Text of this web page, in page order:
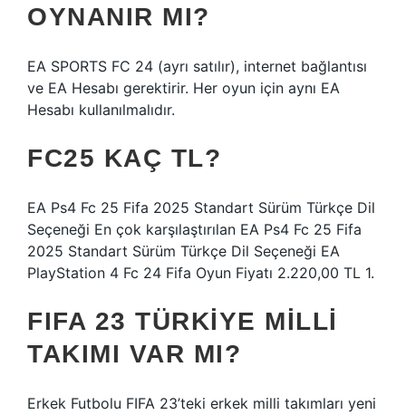
OYNANIR MI?
EA SPORTS FC 24 (ayrı satılır), internet bağlantısı
ve EA Hesabı gerektirir. Her oyun için aynı EA
Hesabı kullanılmalıdır.
FC25 KAÇ TL?
EA Ps4 Fc 25 Fifa 2025 Standart Sürüm Türkçe Dil
Seçeneği En çok karşılaştırılan EA Ps4 Fc 25 Fifa
2025 Standart Sürüm Türkçe Dil Seçeneği EA
PlayStation 4 Fc 24 Fifa Oyun Fiyatı 2.220,00 TL 1.
FIFA 23 TÜRKIYE MILLI
TAKIMI VAR MI?
Erkek Futbolu FIFA 23’teki erkek milli takımları yeni